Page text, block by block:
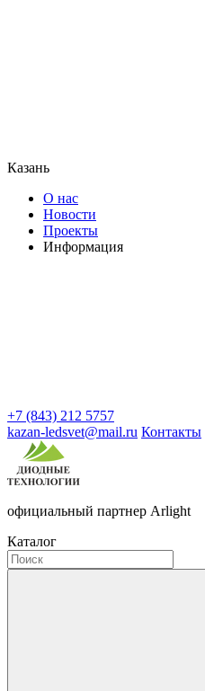
Казань
О нас
Новости
Проекты
Информация
+7 (843) 212 5757
kazan-ledsvet@mail.ru Контакты
официальный партнер Arlight
Каталог